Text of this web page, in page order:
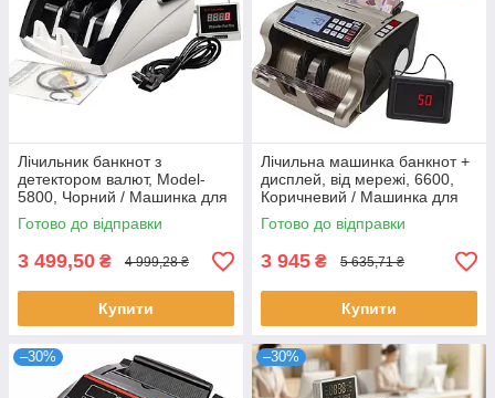
Лічильник банкнот з
детектором валют, Model-
5800, Чорний / Машинка для
рахунку грошей / Лічильна
машинка для грошей
Готово до відправки
3 499,50 ₴ 4 999,28 ₴
Купити
Лічильна машинка банкнот +
дисплей, від мережі, 6600,
Коричневий / Машинка для
рахунку грошей / Лічильник
банкнот
Готово до відправки
3 945 ₴ 5 635,71 ₴
Купити
–30% –30%